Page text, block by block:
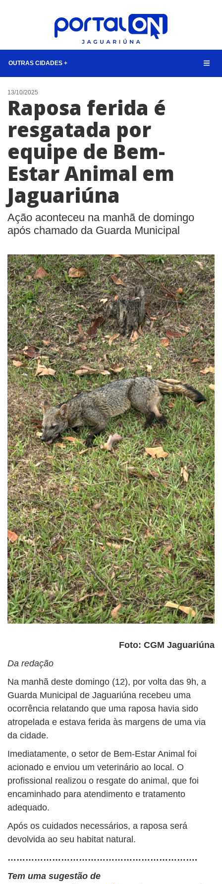
OUTRAS CIDADES +
NOTÍCIAS
LISTA DIGITAL
CONTATO
13/10/2025
Raposa ferida é
resgatada por
equipe de Bem-
Estar Animal em
Jaguariúna
Ação aconteceu na manhã de domingo
após chamado da Guarda Municipal
Foto: CGM Jaguariúna
Da redação
Na manhã deste domingo (12), por volta das 9h, a
Guarda Municipal de Jaguariúna recebeu uma
ocorrência relatando que uma raposa havia sido
atropelada e estava ferida às margens de uma via
da cidade.
Imediatamente, o setor de Bem-Estar Animal foi
acionado e enviou um veterinário ao local. O
profissional realizou o resgate do animal, que foi
encaminhado para atendimento e tratamento
adequado.
Após os cuidados necessários, a raposa será
devolvida ao seu habitat natural.
……………………………………………………….
Tem uma sugestão de